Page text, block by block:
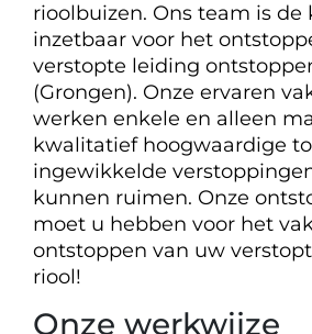
rioolbuizen. Ons team is de
inzetbaar voor het
verstopte leiding
(Grongen). Onze ervaren
werken enkele en alleen
kwalitatief hoogwaardige
ingewikkelde
kunnen ruimen. Onze
moet u hebben voor het
ontstoppen van uw
riool!
Onze werkwijze